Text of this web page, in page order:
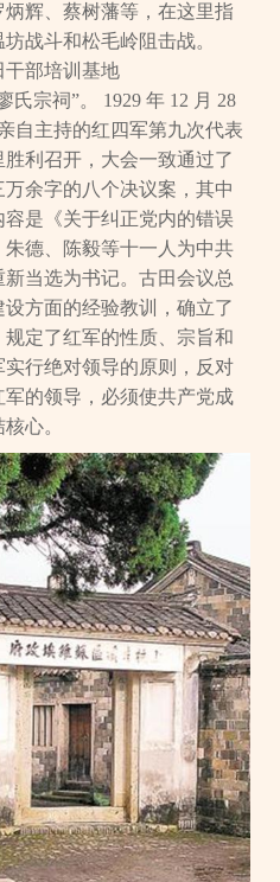
辉、蔡树藩等，在这里指
战斗和松毛岭阻击战。
干部培训基地
氏宗祠”。 1929 年 12 月 28
自主持的红四军第九次代表
利召开，大会一致通过了
余字的八个决议案，其中
是《关于纠正党内的错误
德、陈毅等十一人为中共
当选为书记。古田会议总
方面的经验教训，确立了
定了红军的性质、宗旨和
行绝对领导的原则，反对
的领导，必须使共产党成
心。